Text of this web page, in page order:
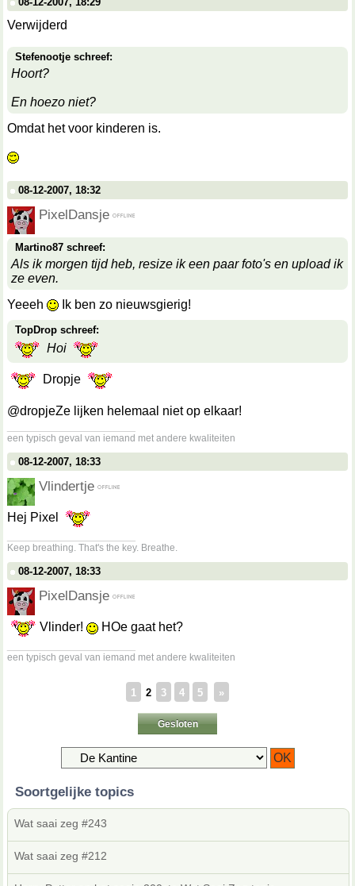
Verwijderd
Stefenootje schreef:
Hoort?
En hoezo niet?
Omdat het voor kinderen is.
08-12-2007, 18:32
PixelDansje
Martino87 schreef:
Als ik morgen tijd heb, resize ik een paar foto's en upload ik
ze even.
Yeeeh
Ik ben zo nieuwsgierig!
TopDrop schreef:
Hoi
Dropje
@dropjeZe lijken helemaal niet op elkaar!
een typisch geval van iemand met andere kwaliteiten
08-12-2007, 18:33
Vlindertje
Hej Pixel
Keep breathing. That's the key. Breathe.
08-12-2007, 18:33
PixelDansje
Vlinder!
HOe gaat het?
een typisch geval van iemand met andere kwaliteiten
1 2 3 4 5 »
Gesloten
Soortgelijke topics
Wat saai zeg #243
Wat saai zeg #212